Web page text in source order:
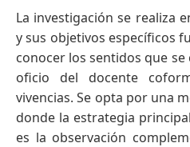
La investigación se realiza
y sus objetivos específicos
conocer los sentidos que
oficio del docente
vivencias. Se opta por una
donde la estrategia
es la observación